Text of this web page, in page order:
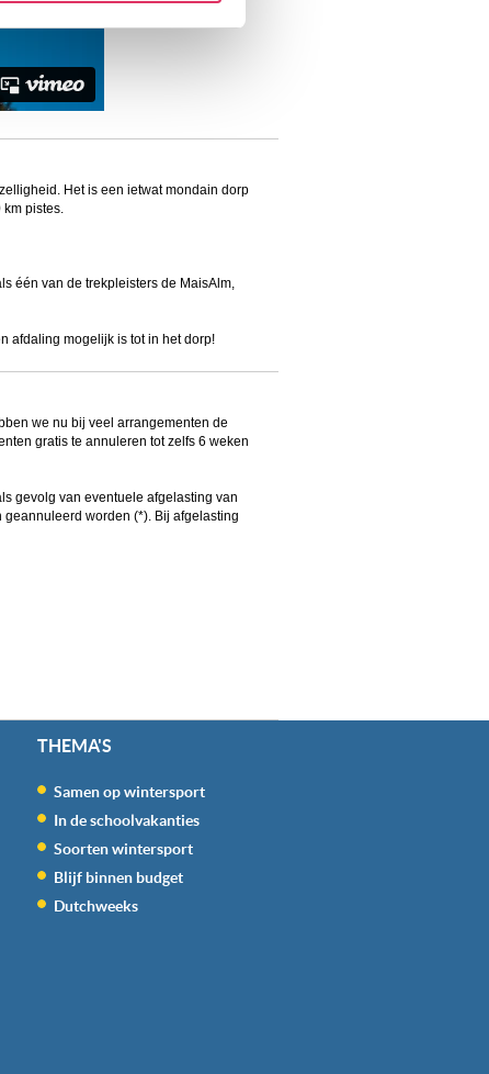
‘verander jouw
Het is een ietwat mondain dorp
km pistes.
één van de trekpleisters de MaisAlm,
afdaling mogelijk is tot in het dorp!
we nu bij veel arrangementen de
gratis te annuleren tot zelfs 6 weken
gevolg van eventuele afgelasting van
worden (*). Bij afgelasting
THEMA'S
Samen op wintersport
In de schoolvakanties
Soorten wintersport
Blijf binnen budget
Dutchweeks